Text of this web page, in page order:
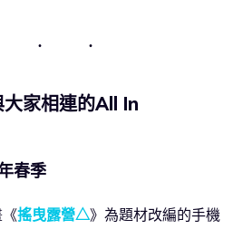
家相連的All In
春季
搖曳露營△》為題材改編的手機